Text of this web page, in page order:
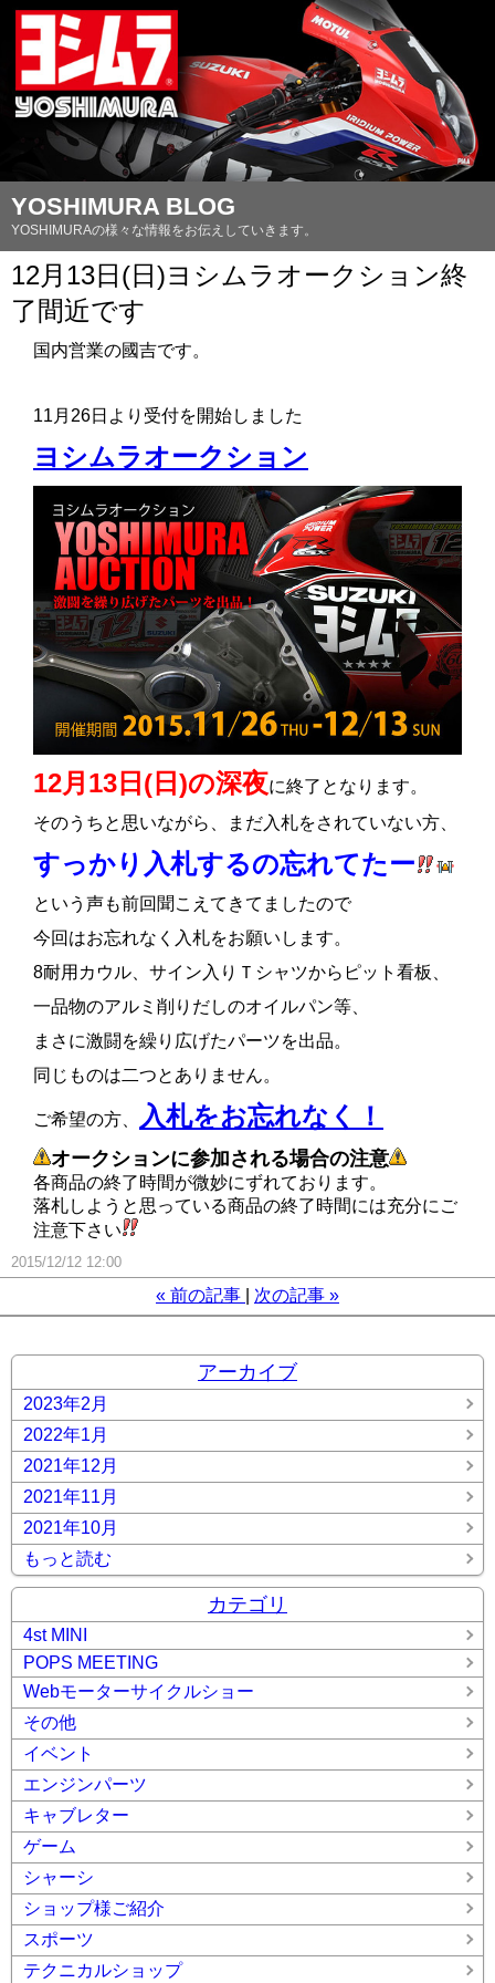
YOSHIMURA BLOG
YOSHIMURAの様々な情報をお伝えしていきます。
12月13日(日)ヨシムラオークション終
了間近です
国内営業の國吉です。
11月26日より受付を開始しました
ヨシムラオークション
12月13日(日)の深夜に終了となります。
そのうちと思いながら、まだ入札をされていない方、
すっかり入札するの忘れてたー
という声も前回聞こえてきてましたので
今回はお忘れなく入札をお願いします。
8耐用カウル、サイン入りＴシャツからピット看板、
一品物のアルミ削りだしのオイルパン等、
まさに激闘を繰り広げたパーツを出品。
同じものは二つとありません。
ご希望の方、 入札をお忘れなく！
オークションに参加される場合の注意
各商品の終了時間が微妙にずれております。
落札しようと思っている商品の終了時間には充分にご
注意下さい
2015/12/12 12:00
« 前の記事 次の記事 »
アーカイブ
2023年2月
2022年1月
2021年12月
2021年11月
2021年10月
もっと読む
カテゴリ
4st MINI
POPS MEETING
Webモーターサイクルショー
その他
イベント
エンジンパーツ
キャブレター
ゲーム
シャーシ
ショップ様ご紹介
スポーツ
テクニカルショップ